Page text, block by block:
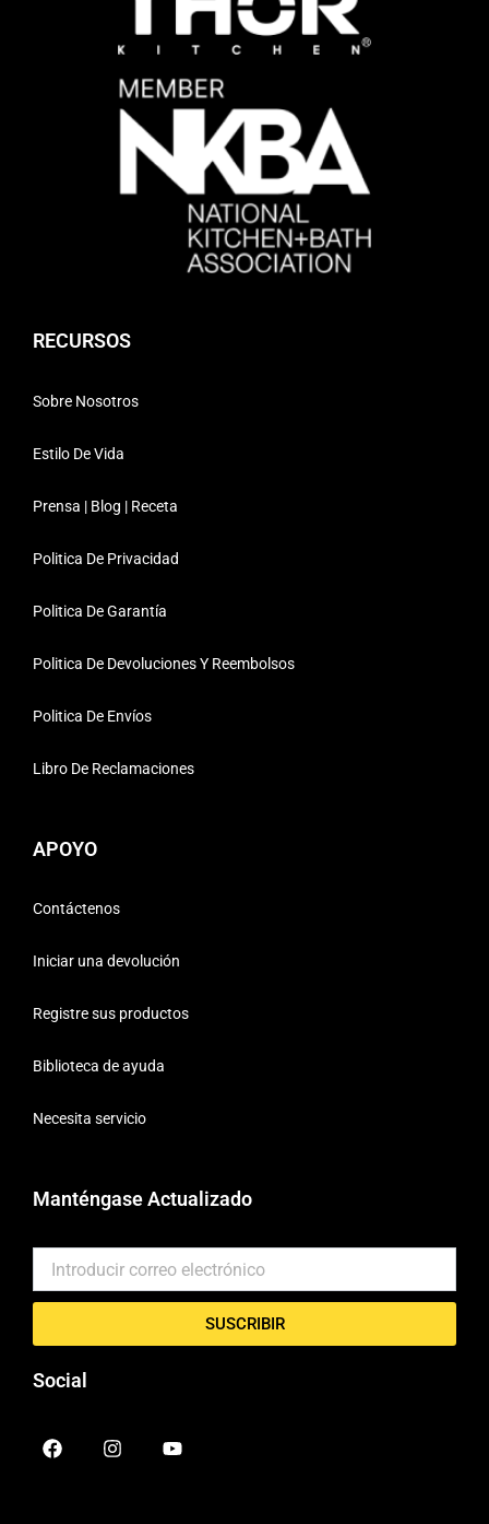
RECURSOS
Sobre Nosotros
Estilo De Vida
Prensa | Blog | Receta
Politica De Privacidad
Politica De Garantía
Politica De Devoluciones Y Reembolsos
Politica De Envíos
Libro De Reclamaciones
APOYO
Contáctenos
Iniciar una devolución
Registre sus productos
Biblioteca de ayuda
Necesita servicio
Manténgase Actualizado
SUSCRIBIR
Social
F
a
I
n
Y
o